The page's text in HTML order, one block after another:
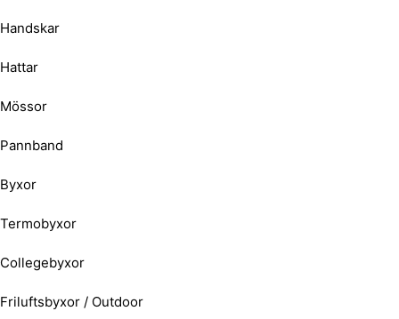
Handskar
Hattar
Mössor
Pannband
Byxor
Termobyxor
Collegebyxor
Friluftsbyxor / Outdoor